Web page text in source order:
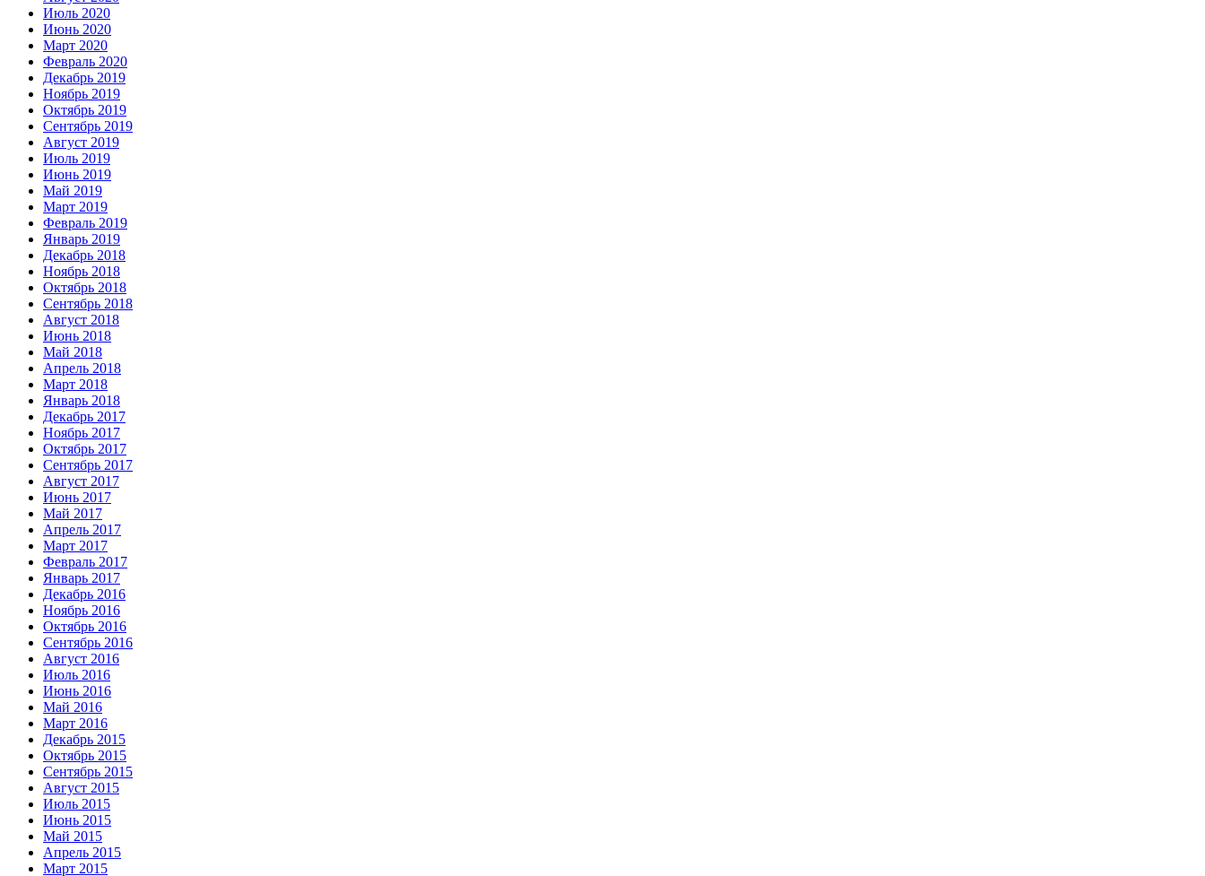
Июль 2020
Июнь 2020
Март 2020
Февраль 2020
Декабрь 2019
Ноябрь 2019
Октябрь 2019
Сентябрь 2019
Август 2019
Июль 2019
Июнь 2019
Май 2019
Март 2019
Февраль 2019
Январь 2019
Декабрь 2018
Ноябрь 2018
Октябрь 2018
Сентябрь 2018
Август 2018
Июнь 2018
Май 2018
Апрель 2018
Март 2018
Январь 2018
Декабрь 2017
Ноябрь 2017
Октябрь 2017
Сентябрь 2017
Август 2017
Июнь 2017
Май 2017
Апрель 2017
Март 2017
Февраль 2017
Январь 2017
Декабрь 2016
Ноябрь 2016
Октябрь 2016
Сентябрь 2016
Август 2016
Июль 2016
Июнь 2016
Май 2016
Март 2016
Декабрь 2015
Октябрь 2015
Сентябрь 2015
Август 2015
Июль 2015
Июнь 2015
Май 2015
Апрель 2015
Март 2015